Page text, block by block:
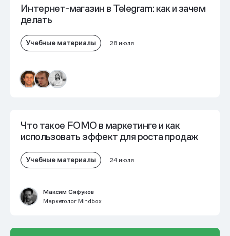
Интернет-магазин в Telegram: как и зачем
делать
Учебные материалы 28 июля
Что такое FOMO в маркетинге и как
использовать эффект для роста продаж
Учебные материалы 24 июля
Максим Сяфуков
Маркетолог Mindbox